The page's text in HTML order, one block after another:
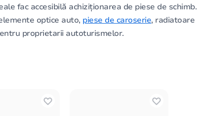
fac accesibilă achiziționarea de piese de
optice auto, piese de caroserie,
proprietarii autoturismelor.